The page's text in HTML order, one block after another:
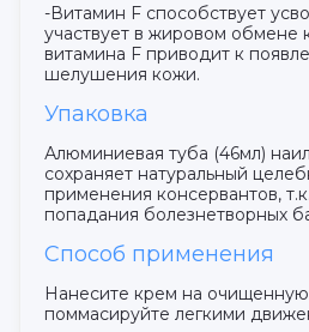
-Витамин F способствует
участвует в жировом обмене
витамина F приводит к
шелушения кожи.
Упаковка
Алюминиевая туба (46мл)
сохраняет натуральный
применения консервантов,
попадания болезнетворных
Способ применения
Нанесите крем на
поммасируйте легкими